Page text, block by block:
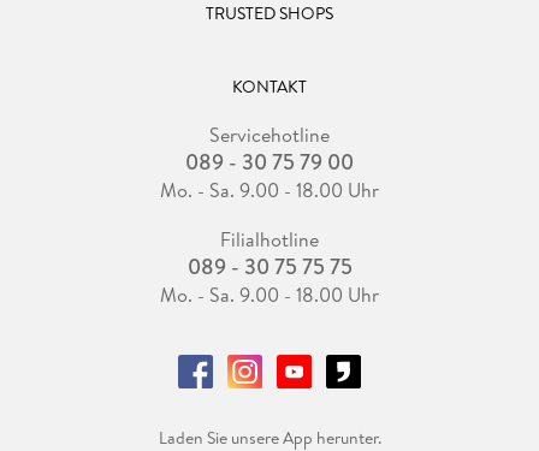
TRUSTED SHOPS
KONTAKT
Servicehotline
089 - 30 75 79 00
Mo. - Sa. 9.00 - 18.00 Uhr
Filialhotline
089 - 30 75 75 75
Mo. - Sa. 9.00 - 18.00 Uhr
Laden Sie unsere App herunter.